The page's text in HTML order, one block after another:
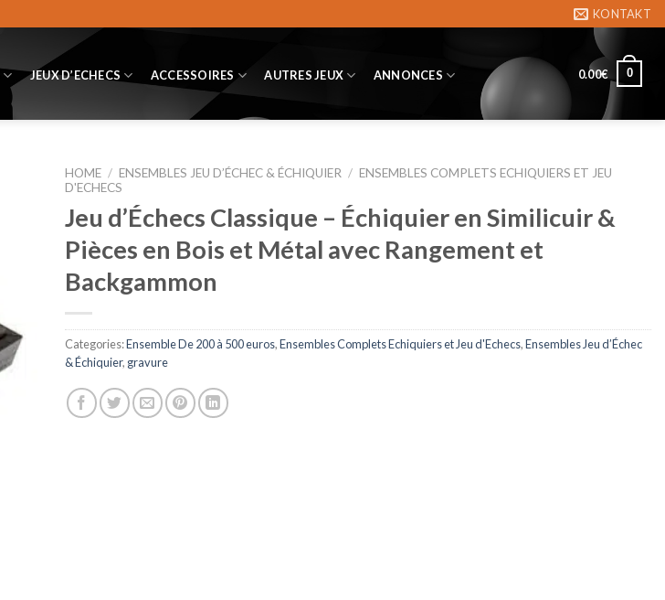
KONTAKT
JEUX D’ECHECS ACCESSOIRES AUTRES JEUX ANNONCES 0.00€ 0
HOME / ENSEMBLES JEU D’ÉCHEC & ÉCHIQUIER / ENSEMBLES COMPLETS ECHIQUIERS ET JEU
D'ECHECS
Jeu d’Échecs Classique – Échiquier en Similicuir &
Pièces en Bois et Métal avec Rangement et
Backgammon
Categories:Ensemble De 200 à 500 euros,Ensembles Complets Echiquiers et Jeu d'Echecs,Ensembles Jeu d’Échec
& Échiquier, gravure